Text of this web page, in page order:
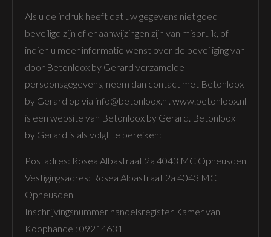
Als u de indruk heeft dat uw gegevens niet goed
beveiligd zijn of er aanwijzingen zijn van misbruik, of
indien u meer informatie wenst over de beveiliging van
door Betonloox by Gerard verzamelde
persoonsgegevens, neem dan contact met Betonloox
by Gerard op via info@betonloox.nl. www.betonloox.nl
is een website van Betonloox by Gerard. Betonloox
by Gerard is als volgt te bereiken:
Postadres: Rosea Albastraat 2a 4043 MC Opheusden
Vestigingsadres: Rosea Albastraat 2a 4043 MC
Opheusden
Inschrijvingsnummer handelsregister Kamer van
Koophandel: 09214631